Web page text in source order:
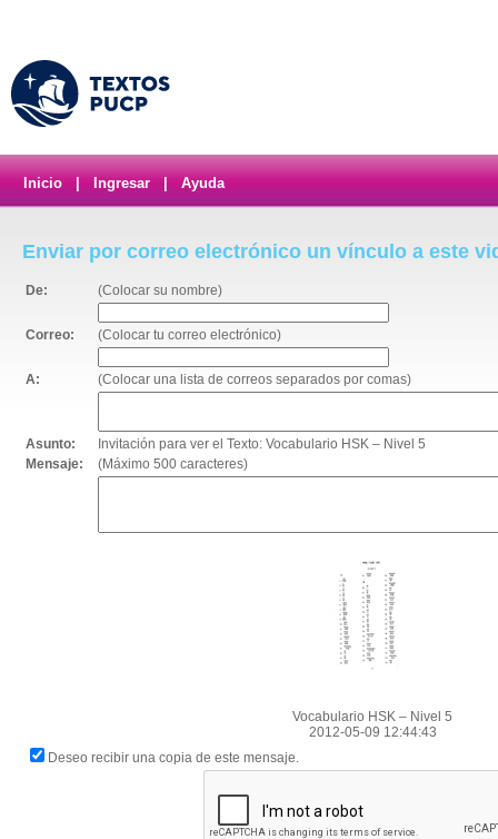
Inicio Ingresar Ayuda
Enviar por correo electrónico un vínculo a este
De: (Colocar su nombre)
Correo: (Colocar tu correo electrónico)
A: (Colocar una lista de correos separados por comas)
Asunto:
Invitación para ver el Texto: Vocabulario HSK – Nivel 5
Mensaje:
(Máximo 500 caracteres)
Vocabulario HSK – Nivel 5
2012-05-09 12:44:43
Deseo recibir una copia de este mensaje.